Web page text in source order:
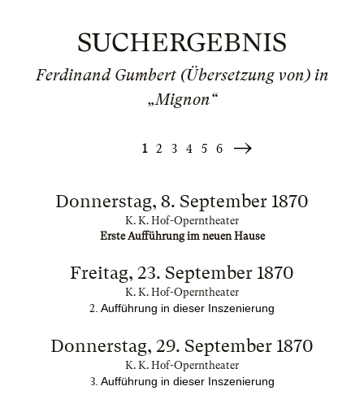
SUCHERGEBNIS
Ferdinand Gumbert (Übersetzung von) in
„Mignon“
1 2 3 4 5 6
Weiter
Donnerstag, 8. September 1870
K. K. Hof-Operntheater
Erste Aufführung im neuen Hause
Freitag, 23. September 1870
K. K. Hof-Operntheater
2 . Aufführung in dieser Inszenierung
Donnerstag, 29. September 1870
K. K. Hof-Operntheater
3. Aufführung in dieser Inszenierung